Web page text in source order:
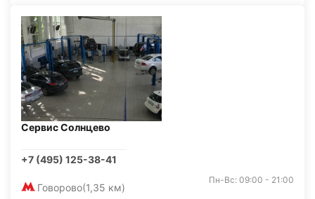
Сервис Солнцево
+7 (495) 125-38-41
Говорово(1,35 км)
Пн-Вс: 09:00 - 21:00